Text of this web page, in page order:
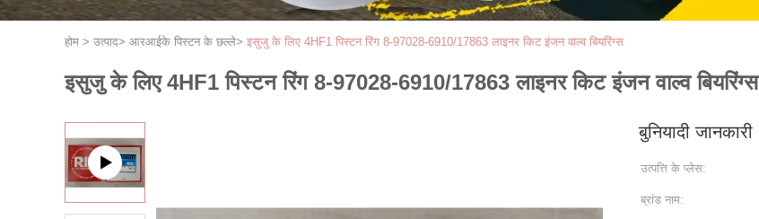
होम > उत्पाद> आरआईके पिस्टन के छल्ले> इसुजु के लिए 4HF1 पिस्टन रिंग 8-97028-6910/17863 लाइनर किट इंजन वाल्व बियरिंग्स
इसुजु के लिए 4HF1 पिस्टन रिंग 8-97028-6910/17863 लाइनर किट इंजन वाल्व बियरिंग्स
बुनियादी जानकारी
उत्पत्ति के प्लेस:
ब्रांड नाम: